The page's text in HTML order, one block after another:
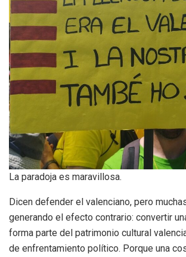
La paradoja es maravillosa.
Dicen defender el valenciano, pero
generando el efecto contrario: convertir
forma parte del patrimonio cultural
de enfrentamiento político. Porque una